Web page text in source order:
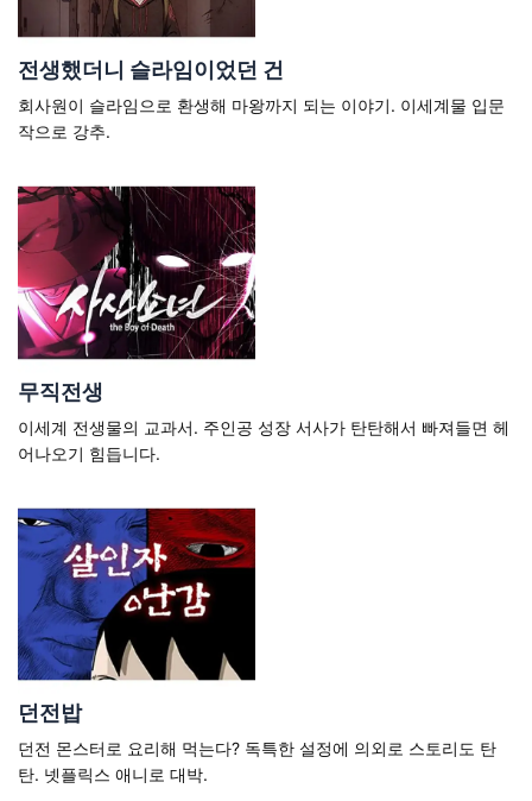
전생했더니 슬라임이었던 건
회사원이 슬라임으로 환생해 마왕까지 되는 이야기. 이세계물 입문
작으로 강추.
무직전생
이세계 전생물의 교과서. 주인공 성장 서사가 탄탄해서 빠져들면 헤
어나오기 힘듭니다.
던전밥
던전 몬스터로 요리해 먹는다? 독특한 설정에 의외로 스토리도 탄
탄. 넷플릭스 애니로 대박.